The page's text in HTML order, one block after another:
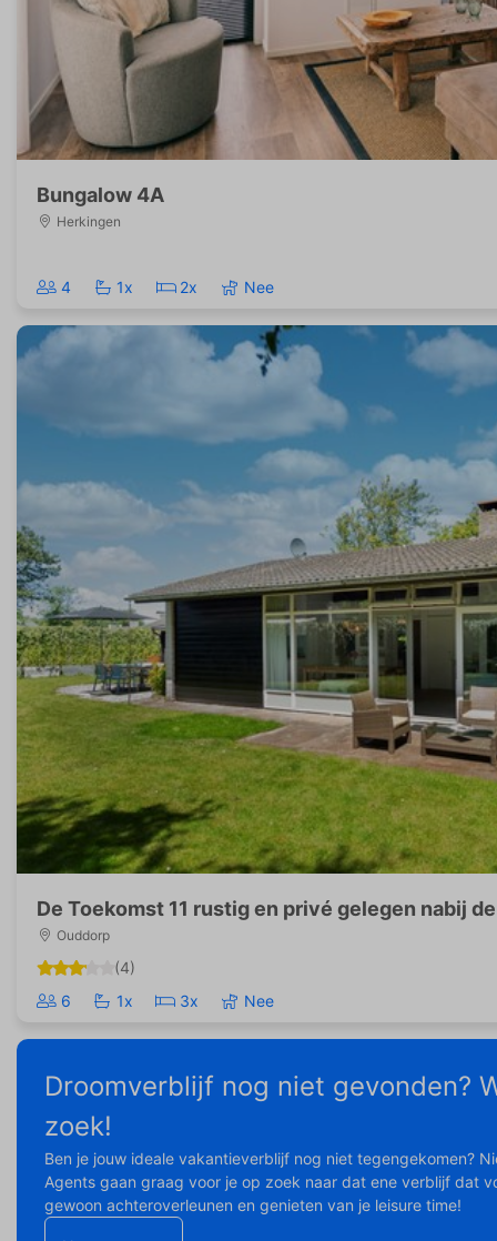
Bungalow 4A
Herkingen
4 1x 2x Nee
De Toekomst 11 rustig en privé gelegen nabij
Ouddorp
(4)
6
1x 3x Nee
Droomverblijf nog niet gevonden?
zoek!
Ben je jouw ideale vakantieverblijf nog niet tegengekomen?
Agents gaan graag voor je op zoek naar dat ene verblijf dat
gewoon achteroverleunen en genieten van je leisure time!